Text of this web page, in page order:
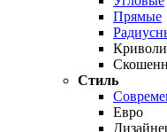
Прямые
Стиль
Евро